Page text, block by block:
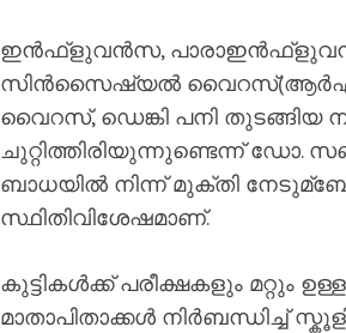
ഇന്‍ഫ്ളുവന്‍സ,
സിന്‍സൈഷ്യല്‍ വൈറസ്(ആര്‍എസ്
വൈറസ്, ഡെങ്കി പനി തുടങ്ങിയ
ചുറ്റിത്തിരിയുന്നുണ്ടെന്ന് ഡോ.
ബാധയില്‍ നിന്ന് മുക്തി
സ്ഥിതിവിശേഷമാണ്.
കുട്ടികള്‍ക്ക് പരീക്ഷകളും മറ്റും
മാതാപിതാക്കള്‍ നിര്‍ബന്ധിച്ച്‌